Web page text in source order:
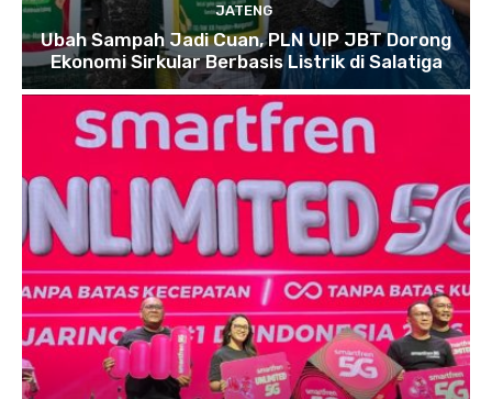
JATENG
Ubah Sampah Jadi Cuan, PLN UIP JBT Dorong
Ekonomi Sirkular Berbasis Listrik di Salatiga